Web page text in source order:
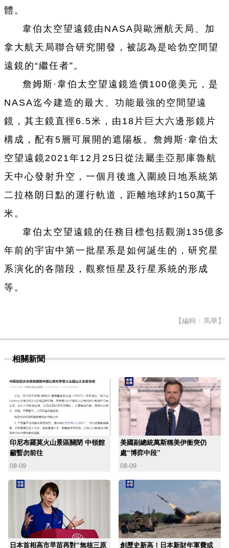
體。
韋伯太空望遠鏡由NASA與歐洲航天局、加
拿大航天局聯合研究開發，被認為是哈勃空間望
遠鏡的“繼任者”。
詹姆斯·韋伯太空望遠鏡造價100億美元，是
NASA迄今建造的最大、功能最強的空間望遠
鏡，其主鏡直徑6.5米，由18片巨大六邊形鏡片
構成，配有5層可展開的遮陽板。詹姆斯·韋伯太
空望遠鏡2021年12月25日從法屬圭亞那庫魯航
天中心發射升空，一個月後進入圍繞日地系統第
二拉格朗日點的運行軌道，距離地球約150萬千
米。
韋伯太空望遠鏡的任務目標包括觀測135億多
年前的宇宙中第一批星系是如何誕生的，研究星
系演化的各階段，觀察恒星及行星系統的形成
等。
【編輯：馬華】
相關新聞
印尼布羅莫火山景區關閉 中領館
籲暫勿前往
08-09
美國副總統萬斯稱美伊衝突仍
處“博弈中段”
08-09
日本首相高市早苗再對“無核三原 創歷史新高！日本新財年軍費或